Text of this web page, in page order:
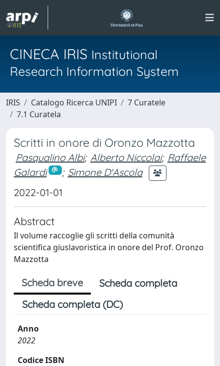
CINECA IRIS Institutional
Research Information System
IRIS Catalogo Ricerca UNIPI
7 Curatele
7.1 Curatela
Scritti in onore di Oronzo Mazzotta
Pasqualino Albi; Alberto Niccolai; Raffaele
Galardi
; Simone D'Ascola
2022-01-01
Abstract
Il volume raccoglie gli scritti della comunità
scientifica giuslavoristica in onore del Prof. Oronzo
Mazzotta
Scheda breve
Scheda completa
Scheda completa (DC)
Anno
2022
Codice ISBN